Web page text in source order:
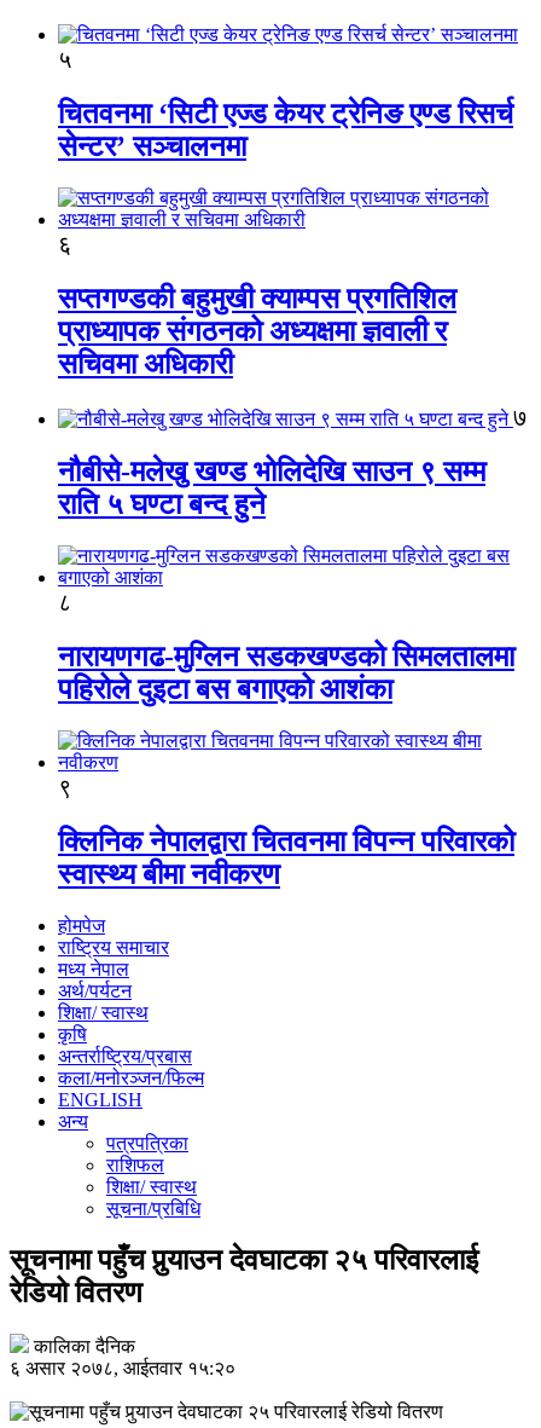
५
चितवनमा ‘सिटी एज्ड केयर ट्रेनिङ एण्ड रिसर्च
सेन्टर’ सञ्चालनमा
६
सप्तगण्डकी बहुमुखी क्याम्पस प्रगतिशिल
प्राध्यापक संगठनको अध्यक्षमा ज्ञवाली र
सचिवमा अधिकारी
७
नौबीसे-मलेखु खण्ड भोलिदेखि साउन ९ सम्म
राति ५ घण्टा बन्द हुने
८
नारायणगढ-मुग्लिन सडकखण्डको सिमलतालमा
पहिरोले दुइटा बस बगाएको आशंका
९
क्लिनिक नेपालद्वारा चितवनमा विपन्न परिवारको
स्वास्थ्य बीमा नवीकरण
होमपेज
राष्ट्रिय समाचार
मध्य नेपाल
अर्थ/पर्यटन
शिक्षा/ स्वास्थ
कृषि
अन्तर्राष्ट्रिय/प्रबास
कला/मनोरञ्जन/फिल्म
ENGLISH
अन्य
पत्रपत्रिका
राशिफल
शिक्षा/ स्वास्थ
सूचना/प्रबिधि
सूचनामा पहुँच पुर्‍याउन देवघाटका २५ परिवारलाई
रेडियो वितरण
कालिका दैनिक
६ असार २०७८, आईतवार १५:२०